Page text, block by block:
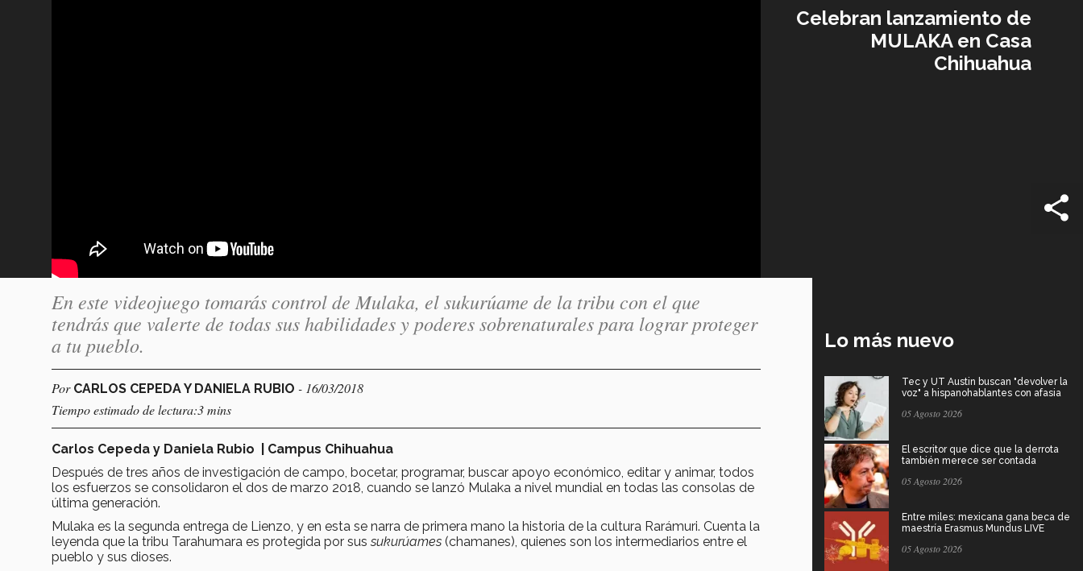
Celebran lanzamiento de
MULAKA en Casa
Chihuahua
En este videojuego tomarás control de Mulaka, el sukurúame de la tribu con el que
tendrás que valerte de todas sus habilidades y poderes sobrenaturales para lograr proteger
a tu pueblo.
Por CARLOS CEPEDA Y DANIELA RUBIO - 16/03/2018
Tiempo estimado de lectura:3 mins
Carlos Cepeda y Daniela Rubio
| Campus Chihuahua
Después de tres años de investigación de campo, bocetar, programar, buscar apoyo económico, editar y animar, todos
los esfuerzos se consolidaron el dos de marzo 2018, cuando se lanzó Mulaka a nivel mundial en todas las consolas de
última generación.
Mulaka es la segunda entrega de Lienzo, y en esta se narra de primera mano la historia de la cultura Rarámuri. Cuenta la
leyenda que la tribu Tarahumara es protegida por sussukurúames (chamanes), quienes son los intermediarios entre el
pueblo y sus dioses.
Lo más nuevo
Tec y UT Austin buscan "devolver la
voz" a hispanohablantes con afasia
05 Agosto 2026
El escritor que dice que la derrota
también merece ser contada
05 Agosto 2026
Entre miles: mexicana gana beca de
maestría Erasmus Mundus LIVE
05 Agosto 2026